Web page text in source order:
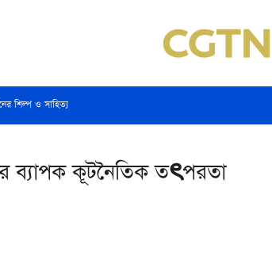
শিল্প ও সাহিত্য
ব্যাপক কূটনৈতিক তৎপরতা